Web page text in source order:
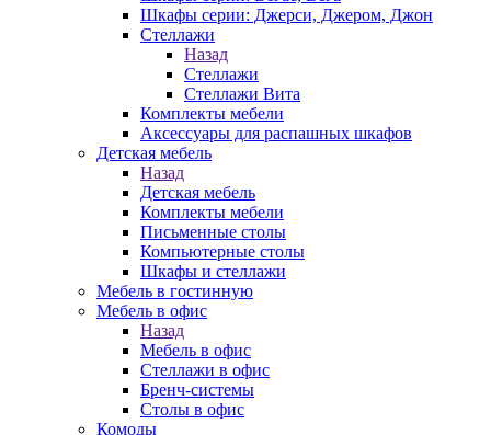
Шкафы серии: Джерси, Джером, Джон
Стеллажи
Назад
Стеллажи
Стеллажи Вита
Комплекты мебели
Аксессуары для распашных шкафов
Детская мебель
Назад
Детская мебель
Комплекты мебели
Письменные столы
Компьютерные столы
Шкафы и стеллажи
Мебель в гостинную
Мебель в офис
Назад
Мебель в офис
Стеллажи в офис
Бренч-системы
Столы в офис
Комоды